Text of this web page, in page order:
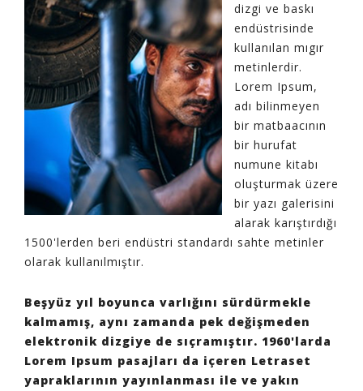
dizgi ve baskı
endüstrisinde
kullanılan mıgır
metinlerdir.
Lorem Ipsum,
adı bilinmeyen
bir matbaacının
bir hurufat
numune kitabı
oluşturmak üzere
bir yazı galerisini
alarak karıştırdığı
1500'lerden beri endüstri standardı sahte metinler
olarak kullanılmıştır.
Beşyüz yıl boyunca varlığını sürdürmekle
kalmamış, aynı zamanda pek değişmeden
elektronik dizgiye de sıçramıştır. 1960'larda
Lorem Ipsum pasajları da içeren Letraset
yapraklarının yayınlanması ile ve yakın